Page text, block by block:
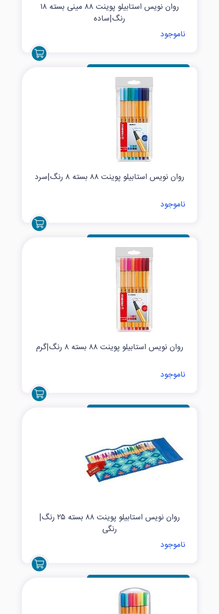
روان نویس استابیلو پوینت ۸۸ مینی بسته ۱۸
رنگ|ساده
ناموجود
روان نویس استابیلو پوینت ۸۸ بسته ۸ رنگ|سرد
ناموجود
روان نویس استابیلو پوینت ۸۸ بسته ۸ رنگ|گرم
ناموجود
روان نویس استابیلو پوینت ۸۸ بسته ۲۵ رنگ|
رنگی
ناموجود